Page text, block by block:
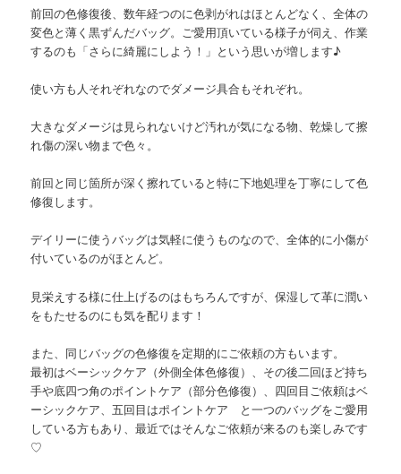
前回の色修復後、数年経つのに色剥がれはほとんどなく、全体の
変色と薄く黒ずんだバッグ。ご愛用頂いている様子が伺え、作業
するのも「さらに綺麗にしよう！」という思いが増します♪
使い方も人それぞれなのでダメージ具合もそれぞれ。
大きなダメージは見られないけど汚れが気になる物、乾燥して擦
れ傷の深い物まで色々。
前回と同じ箇所が深く擦れていると特に下地処理を丁寧にして色
修復します。
デイリーに使うバッグは気軽に使うものなので、全体的に小傷が
付いているのがほとんど。
見栄えする様に仕上げるのはもちろんですが、保湿して革に潤い
をもたせるのにも気を配ります！
また、同じバッグの色修復を定期的にご依頼の方もいます。
最初はベーシックケア（外側全体色修復）、その後二回ほど持ち
手や底四つ角のポイントケア（部分色修復）、四回目ご依頼はベ
ーシックケア、五回目はポイントケア と一つのバッグをご愛用
している方もあり、最近ではそんなご依頼が来るのも楽しみです
♡